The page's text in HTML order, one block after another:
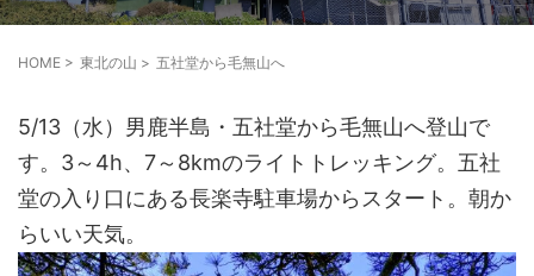
HOME > 東北の山 > 五社堂から毛無山へ
5/13（水）男鹿半島・五社堂から毛無山へ登山で
す。3～4h、7～8kmのライトトレッキング。五社
堂の入り口にある長楽寺駐車場からスタート。朝か
らいい天気。